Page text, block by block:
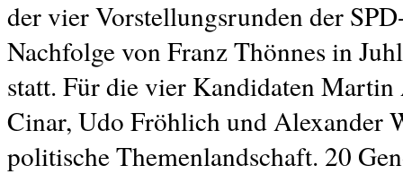
der vier Vorstellungsrunden der
Nachfolge von Franz Thönnes in
statt. Für die vier Kandidaten
Cinar, Udo Fröhlich und Alexander
politische Themenlandschaft. 20